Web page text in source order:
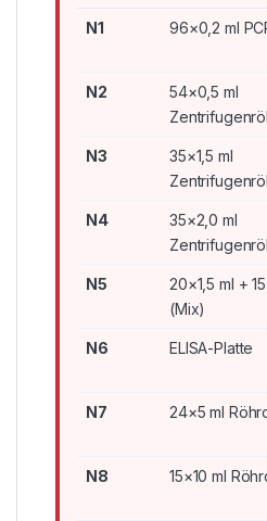
N1 96×0,2 ml
N2
54×0,5 ml
N3
35×1,5 ml
N4
35×2,0 ml
N5
20×1,5 ml +
(Mix)
N6 ELISA-Platte
N7 24×5 ml
N8 15×10 ml